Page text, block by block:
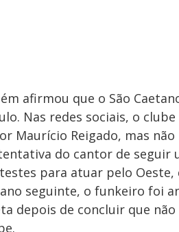
afirmou que o São
Nas redes sociais, o
Maurício Reigado, mas
do cantor de
para atuar pelo
seguinte, o funkeiro foi
depois de concluir que